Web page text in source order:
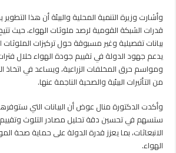
وأشارت وزيرة التنمية المحلية والبيئة أن هذا
قدرات الشبكة القومية لرصد ملوثات الهواء، حيث
بيانات تفصيلية وغير مسبوقة حول تركيزات
يدعم جهود الدولة في تقييم جودة الهواء خلال
ومواسم حرق المخلفات الزراعية، ويساعد في اتخاذ
من التأثيرات البيئية والصحية الناجمة عنها.
وأكدت الدكتورة منال عوض أن البيانات التي
ستسهم في تحسين دقة تحليل مصادر التلوث
الانبعاثات، بما يعزز قدرة الدولة على حماية صحة
الهواء.